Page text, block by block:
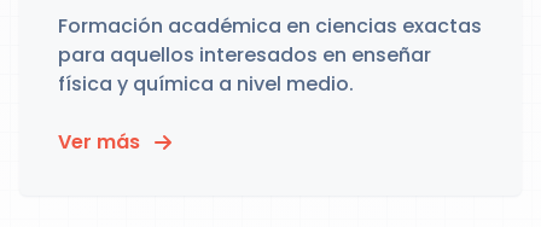
Formación académica en ciencias exactas
para aquellos interesados en enseñar
física y química a nivel medio.
Ver más